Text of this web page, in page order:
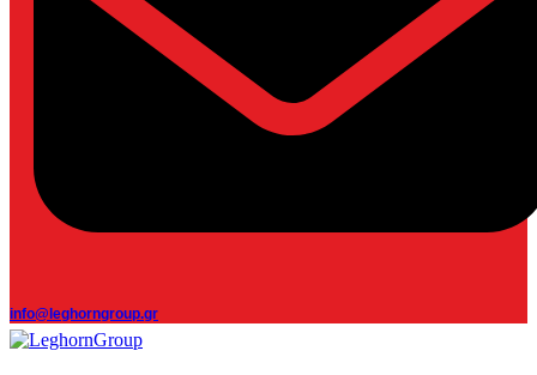
info@leghorngroup.gr